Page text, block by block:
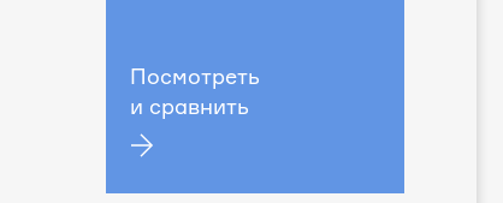
Посмотреть
и сравнить